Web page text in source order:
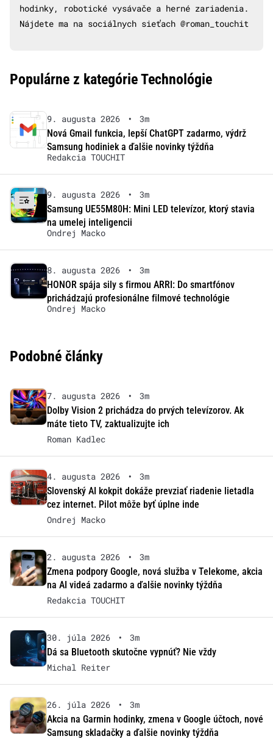
hodinky, robotické vysávače a herné zariadenia.
Nájdete ma na sociálnych sieťach @roman_touchit
Populárne z kategórie Technológie
9. augusta 2026 •
3m
Nová Gmail funkcia, lepší ChatGPT zadarmo, výdrž
Samsung hodiniek a ďalšie novinky týždňa
Redakcia TOUCHIT
9. augusta 2026 •
3m
Samsung UE55M80H: Mini LED televízor, ktorý stavia
na umelej inteligencii
Ondrej Macko
8. augusta 2026 •
3m
HONOR spája sily s firmou ARRI: Do smartfónov
prichádzajú profesionálne filmové technológie
Ondrej Macko
Podobné články
7. augusta 2026 •
3m
Dolby Vision 2 prichádza do prvých televízorov. Ak
máte tieto TV, zaktualizujte ich
Roman Kadlec
4. augusta 2026 •
3m
Slovenský AI kokpit dokáže prevziať riadenie lietadla
cez internet. Pilot môže byť úplne inde
Ondrej Macko
2. augusta 2026 •
3m
Zmena podpory Google, nová služba v Telekome, akcia
na AI videá zadarmo a ďalšie novinky týždňa
Redakcia TOUCHIT
30. júla 2026 •
3m
Dá sa Bluetooth skutočne vypnúť? Nie vždy
Michal Reiter
26. júla 2026 •
3m
Akcia na Garmin hodinky, zmena v Google účtoch, nové
Samsung skladačky a ďalšie novinky týždňa